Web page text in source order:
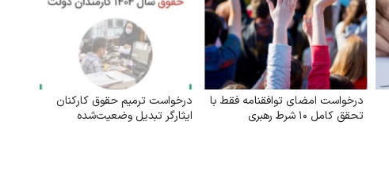
درخواست امضای توافقنامه فقط با
تحقق کامل ۱۰ شرط رهبری
درخواست ترمیم حقوق کارکنان
ایثارگر تبدیل وضعیت‌شده